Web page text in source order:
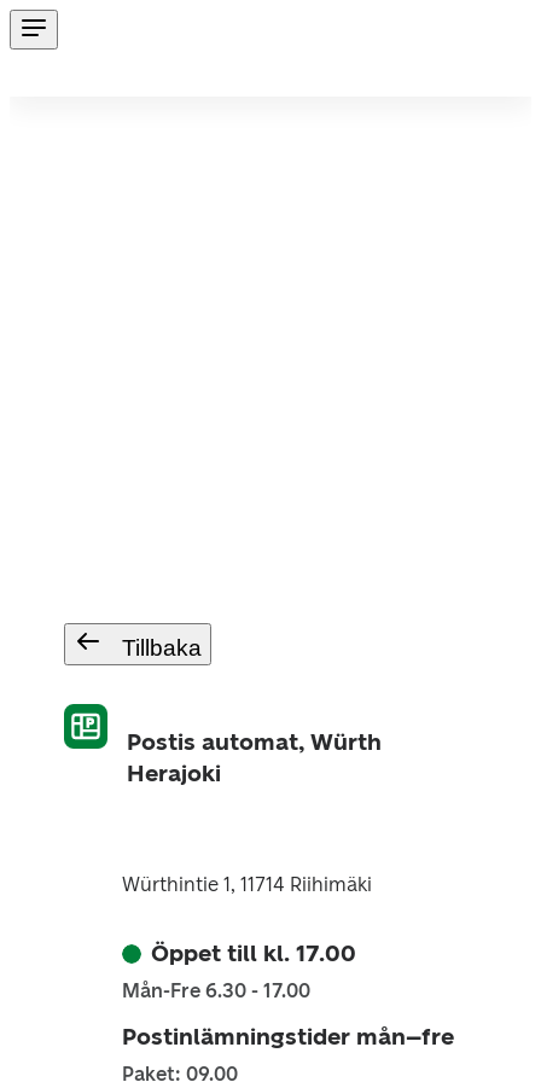
Tillbaka
Postis automat, Würth
Herajoki
Würthintie 1, 11714 Riihimäki
Öppet till kl. 17.00
Mån-Fre 6.30 - 17.00
Postinlämningstider mån–fre
Paket: 09.00